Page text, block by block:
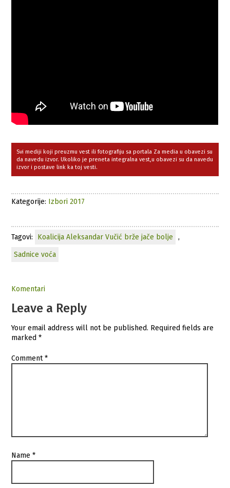
Svi mediji koji preuzmu vest ili fotografiju sa portala Za media u obavezi su
da navedu izvor. Ukoliko je preneta integralna vest,u obavezi su da navedu
izvor i postave link ka toj vesti.
Kategorije: Izbori 2017
Tagovi: Koalicija Aleksandar Vučić brže jače bolje
,
Sadnice voća
Komentari
Leave a Reply
Your email address will not be published. Required fields are
marked*
Comment*
Name*